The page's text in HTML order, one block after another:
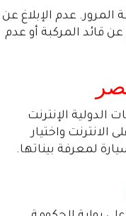
المرور. عدم الإبلاغ عن
قائد المركبة أو عدم
الإنترنت
الانترنت واختيار
لمعرفة بيناتها.